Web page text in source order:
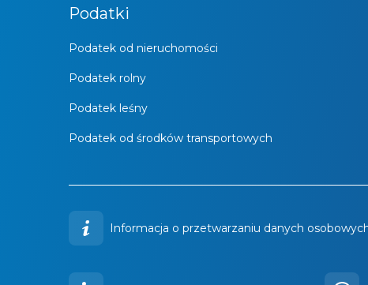
Podatki
Podatek od nieruchomości
Podatek rolny
Podatek leśny
Podatek od środków transportowych
Informacja o przetwarzaniu danych